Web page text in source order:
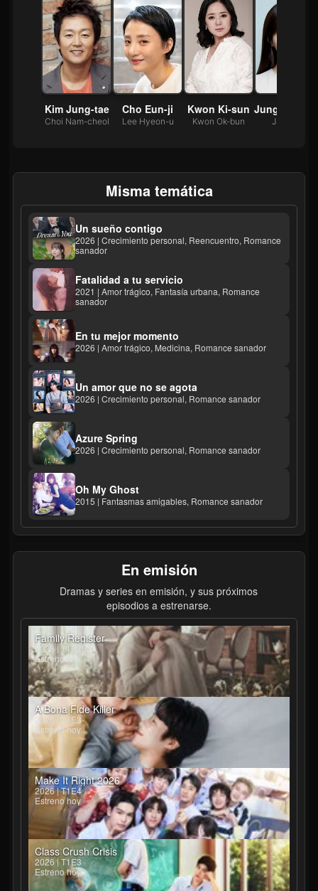
Kim Jung-tae
Choi Nam-cheol
Cho Eun-ji
Lee Hyeon-u
Kwon Ki-sun
Kwon Ok-bun Jang I-jin
Misma temática
Un sueño contigo
2026 | Crecimiento personal, Reencuentro, Romance
sanador
Fatalidad a tu servicio
2021 | Amor trágico, Fantasía urbana, Romance
sanador
En tu mejor momento
2026 | Amor trágico, Medicina, Romance sanador
Un amor que no se agota
2026 | Crecimiento personal, Romance sanador
Azure Spring
2026 | Crecimiento personal, Romance sanador
Oh My Ghost
2015 | Fantasmas amigables, Romance sanador
En emisión
Dramas y series en emisión, y sus próximos
episodios a estrenarse.
Family Register
2026 | T1E25
Estreno hoy
A Bona Fide Killer
2026 | T1E3
Estreno hoy
Make It Right 2026
2026 | T1E4
Estreno hoy
Class Crush Crisis
2026 | T1E3
Estreno hoy